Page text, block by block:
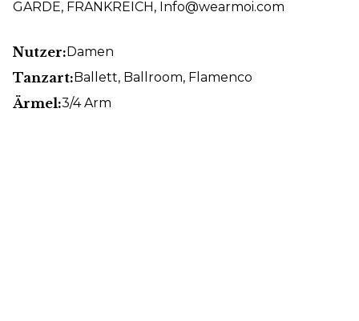
GARDE, FRANKREICH, Info@wearmoi.com
Nutzer:Damen
Tanzart:Ballett, Ballroom, Flamenco
Ärmel:3/4 Arm